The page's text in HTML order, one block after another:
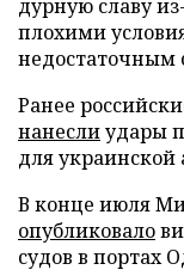
дурную славу
плохими
недостаточным
Ранее
нанеслиудары
для украинской
В конце июля
опубликовало
судов в портах